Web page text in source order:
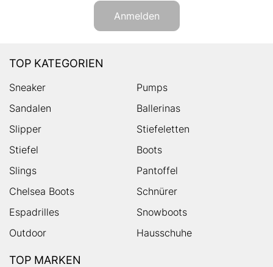
Anmelden
TOP KATEGORIEN
Sneaker
Pumps
Sandalen
Ballerinas
Slipper
Stiefeletten
Stiefel
Boots
Slings
Pantoffel
Chelsea Boots
Schnürer
Espadrilles
Snowboots
Outdoor
Hausschuhe
TOP MARKEN